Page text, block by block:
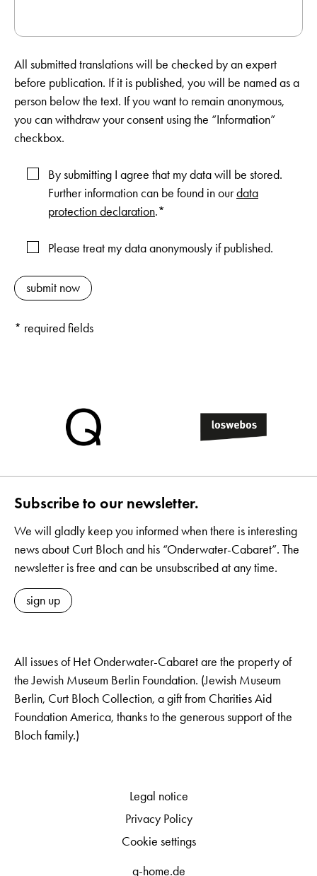
All submitted translations will be checked by an expert
before publication. If it is published, you will be named as a
person below the text. If you want to remain anonymous,
you can withdraw your consent using the “Information”
checkbox.
By submitting I agree that my data will be stored.
Further information can be found in ourdata
protection declaration.*
Please treat my data anonymously if published.
* required fields
Subscribe to our newsletter.
We will gladly keep you informed when there is interesting
news about Curt Bloch and his “Onderwater-Cabaret”. The
newsletter is free and can be unsubscribed at any time.
sign up
All issues of Het Onderwater-Cabaret are the property of
the Jewish Museum Berlin Foundation. (Jewish Museum
Berlin, Curt Bloch Collection, a gift from Charities Aid
Foundation America, thanks to the generous support of the
Bloch family.)
q-home.de
Legal notice
Privacy Policy
Cookie settings